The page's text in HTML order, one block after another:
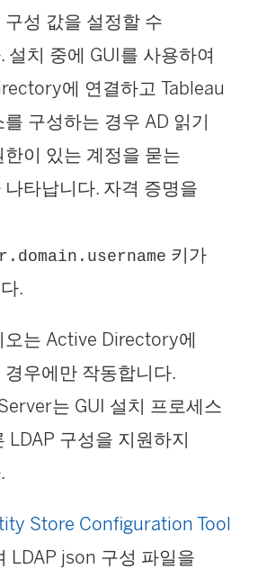
구성 값을 설정할 수
설치 중에 GUI를 사용하여
에 연결하고 Tableau
를 구성하는 경우 AD 읽기
한이 있는 계정을 묻는
나타납니다. 자격 증명을
키가
.
오는 Active Directory에
경우에만 작동합니다.
는 GUI 설치 프로세스
LDAP 구성을 지원하지
Store Configuration Tool
LDAP json 구성 파일을